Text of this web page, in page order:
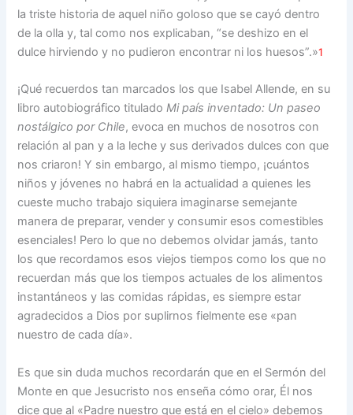
la triste historia de aquel niño goloso que se cayó dentro
de la olla y, tal como nos explicaban, “se deshizo en el
dulce hirviendo y no pudieron encontrar ni los huesos”.»1
¡Qué recuerdos tan marcados los que Isabel Allende, en su
libro autobiográfico tituladoMi país inventado: Un paseo
nostálgico por Chile, evoca en muchos de nosotros con
relación al pan y a la leche y sus derivados dulces con que
nos criaron! Y sin embargo, al mismo tiempo, ¡cuántos
niños y jóvenes no habrá en la actualidad a quienes les
cueste mucho trabajo siquiera imaginarse semejante
manera de preparar, vender y consumir esos comestibles
esenciales! Pero lo que no debemos olvidar jamás, tanto
los que recordamos esos viejos tiempos como los que no
recuerdan más que los tiempos actuales de los alimentos
instantáneos y las comidas rápidas, es siempre estar
agradecidos a Dios por suplirnos fielmente ese «pan
nuestro de cada día».
Es que sin duda muchos recordarán que en el Sermón del
Monte en que Jesucristo nos enseña cómo orar, Él nos
dice que al «Padre nuestro que está en el cielo» debemos